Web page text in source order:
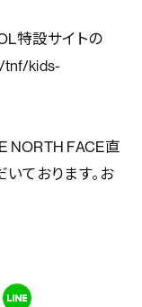
特設サイトの
tnf/kids-
NORTH FACE直
ております。お